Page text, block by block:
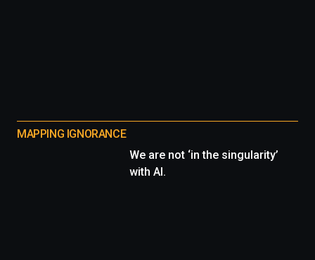
MAPPING IGNORANCE
We are not ‘in the singularity’
with AI.